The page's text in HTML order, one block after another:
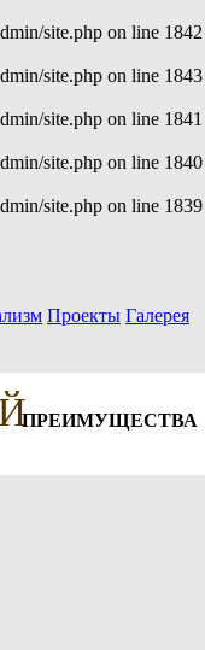
site.php on line 1842
site.php on line 1843
site.php on line 1841
site.php on line 1840
site.php on line 1839
Проекты Галерея
ПРЕИМУЩЕСТВА